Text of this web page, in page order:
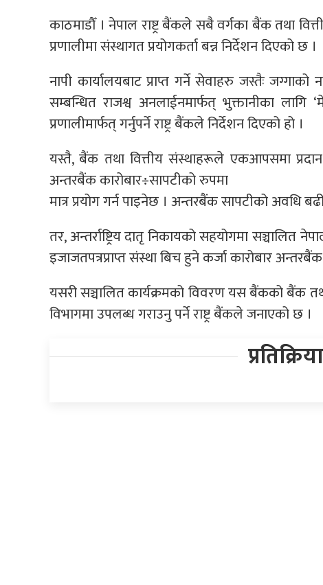
काठमाडौँ । नेपाल राष्ट्र बैंकले सबै वर्गका बैंक तथा
प्रणालीमा संस्थागत प्रयोगकर्ता बन्न निर्देशन दिएको छ ।
नापी कार्यालयबाट प्राप्त गर्ने सेवाहरु जस्तैः
सम्बन्धित राजश्व अनलाईनमार्फत् भुक्तानीका लागि
प्रणालीमार्फत् गर्नुपर्ने राष्ट्र बैंकले निर्देशन दिएको हो ।
यस्तै, बैंक तथा वित्तीय संस्थाहरूले एकआपसमा
अन्तरबैंक कारोबार÷सापटीको रुपमा
मात्र प्रयोग गर्न पाइनेछ । अन्तरबैंक सापटीको अवधि
तर, अन्तर्राष्ट्रिय दातृ निकायको सहयोगमा सञ्चालित
इजाजतपत्रप्राप्त संस्था बिच हुने कर्जा कारोबार
यसरी सञ्चालित कार्यक्रमको विवरण यस बैंकको बैंक
विभागमा उपलब्ध गराउनु पर्ने राष्ट्र बैंकले जनाएको छ ।